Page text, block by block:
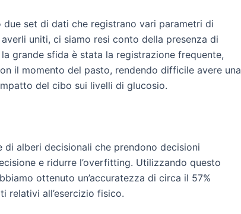
set di dati che registrano vari parametri di
uniti, ci siamo resi conto della presenza di
grande sfida è stata la registrazione frequente,
il momento del pasto, rendendo difficile avere una
del cibo sui livelli di glucosio.
di alberi decisionali che prendono decisioni
e ridurre l’overfitting. Utilizzando questo
ottenuto un’accuratezza di circa il 57%
relativi all’esercizio fisico.